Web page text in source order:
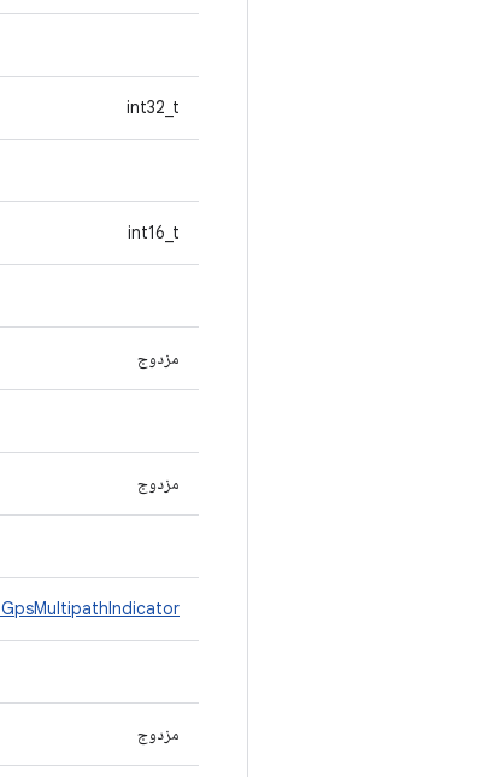
int32_t
int16_t
مزدوج
مزدوج
GpsMultipathIndicator
مزدوج